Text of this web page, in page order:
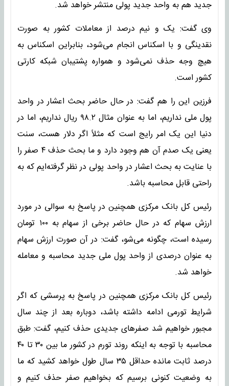
جدید هم به واحد جدید پولی منتشر خواهد شد.
وی گفت: یک و نیم درصد از معاملات کشور به صورت
نقدینگی و با اسکناس انجام می‌شود، بنابراین اسکناس به
هیچ وجه حذف نمی‌شود و همواره پشتیبان شبکه کارتی
کشور است.
فرزین این را هم گفت: در حال حاضر بحث اعشار در واحد
پول ملی نداریم، اما به عنوان مثال ۹۸.۲ ریال نداریم، اما در
دنیا این یک امر رایج است که مثلاً اگر دلار هست، سنت
یعنی یک صدم آن هم وجود دارد و ما بحث حذف ۴ صفر را
با عنایت به بحث اعشار در واحد پولی در نظر گرفته‌ایم که به
راحتی قابل محاسبه باشد.
رئیس کل بانک مرکزی همچنین در پاسخ به سوالی در مورد
ارزش سهام که در حال حاضر برخی از سهام به ۱۰۰ تومان
رسیده است، چگونه می‌شو، گفت: در آن صورت ارزش سهام
به عنوان درصدی از واحد پول ملی جدید محاسبه و معامله
خواهد شد.
رئیس کل بانک مرکزی همچنین در پاسخ به پرسشی که اگر
شرایط تورمی ادامه داشته باشد، دوباره بعد از چند سال
مجبور خواهیم شد صفرهای جدیدی حذف کنیم، گفت: طبق
محاسبه با توجه به اینکه روند تورم در کشور ما بین ۳۰ تا ۴۰
درصد ثابت مانده حداقل ۳۵ سال طول خواهد کشید که ما
به وضعیت کنونی برسیم که بخواهیم صفر حذف کنیم و